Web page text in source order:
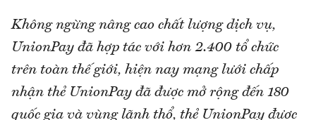
Không ngừng nâng cao chất lượng dịch vụ,
UnionPay đã hợp tác với hơn 2.400 tổ chức
trên toàn thế giới, hiện nay mạng lưới chấp
nhận thẻ UnionPay đã được mở rộng đến 180
quốc gia và vùng lãnh thổ, thẻ UnionPay được